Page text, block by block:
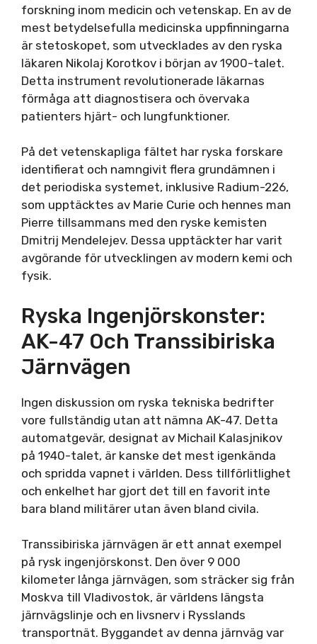
forskning inom medicin och vetenskap. En av de
mest betydelsefulla medicinska uppfinningarna
är stetoskopet, som utvecklades av den ryska
läkaren Nikolaj Korotkov i början av 1900-talet.
Detta instrument revolutionerade läkarnas
förmåga att diagnostisera och övervaka
patienters hjärt- och lungfunktioner.
På det vetenskapliga fältet har ryska forskare
identifierat och namngivit flera grundämnen i
det periodiska systemet, inklusive Radium-226,
som upptäcktes av Marie Curie och hennes man
Pierre tillsammans med den ryske kemisten
Dmitrij Mendelejev. Dessa upptäckter har varit
avgörande för utvecklingen av modern kemi och
fysik.
Ryska Ingenjörskonster:
AK-47 Och Transsibiriska
Järnvägen
Ingen diskussion om ryska tekniska bedrifter
vore fullständig utan att nämna AK-47. Detta
automatgevär, designat av Michail Kalasjnikov
på 1940-talet, är kanske det mest igenkända
och spridda vapnet i världen. Dess tillförlitlighet
och enkelhet har gjort det till en favorit inte
bara bland militärer utan även bland civila.
Transsibiriska järnvägen är ett annat exempel
på rysk ingenjörskonst. Den över 9 000
kilometer långa järnvägen, som sträcker sig från
Moskva till Vladivostok, är världens längsta
järnvägslinje och en livsnerv i Rysslands
transportnät. Byggandet av denna järnväg var